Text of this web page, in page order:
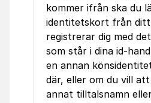
kommer ifrån ska du
identitetskort från ditt
registrerar dig med
som står i dina id-
en annan
där, eller om du vill
annat tilltalsnamn